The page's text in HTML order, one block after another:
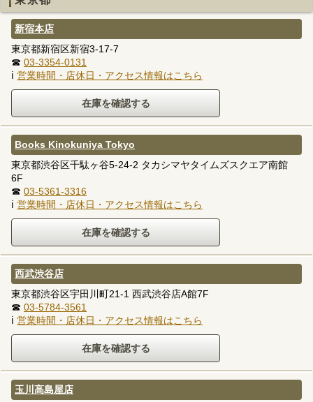
新宿本店
東京都新宿区新宿3-17-7
☎ 03-3354-0131
ℹ 営業時間・店休日・アクセス情報はこちら
Books Kinokuniya Tokyo
東京都渋谷区千駄ヶ谷5-24-2 タカシマヤタイムズスクエア南館
6F
☎ 03-5361-3316
ℹ 営業時間・店休日・アクセス情報はこちら
西武渋谷店
東京都渋谷区宇田川町21-1 西武渋谷店A館7F
☎ 03-5784-3561
ℹ 営業時間・店休日・アクセス情報はこちら
玉川高島屋店